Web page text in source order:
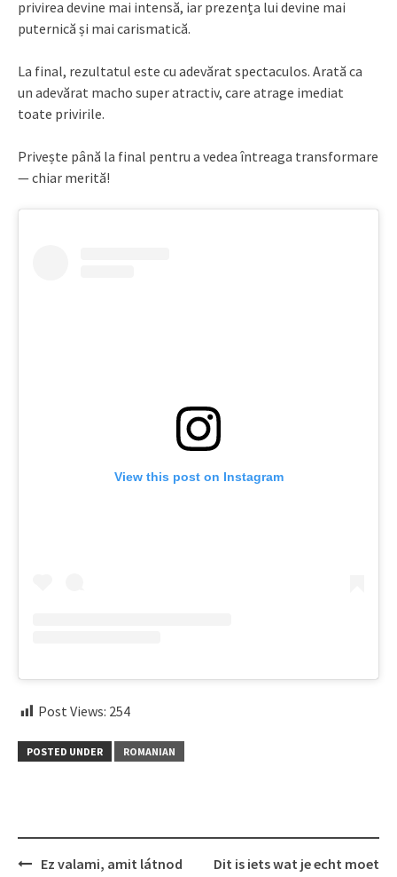
privirea devine mai intensă, iar prezența lui devine mai
puternică și mai carismatică.
La final, rezultatul este cu adevărat spectaculos. Arată ca
un adevărat macho super atractiv, care atrage imediat
toate privirile.
Privește până la final pentru a vedea întreaga transformare
— chiar merită!
View this post on Instagram
Post Views: 254
POSTED UNDER ROMANIAN
PostEz valami, amit látnod
Dit is iets wat je echt moet